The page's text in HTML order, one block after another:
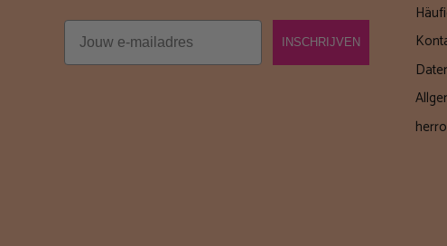
Email
INSCHRIJVEN